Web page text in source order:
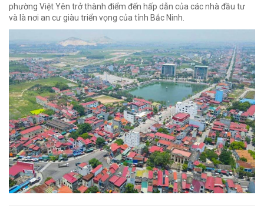
phường Việt Yên trở thành điểm đến hấp dẫn của các nhà đầu tư
và là nơi an cư giàu triển vọng của tỉnh Bắc Ninh.